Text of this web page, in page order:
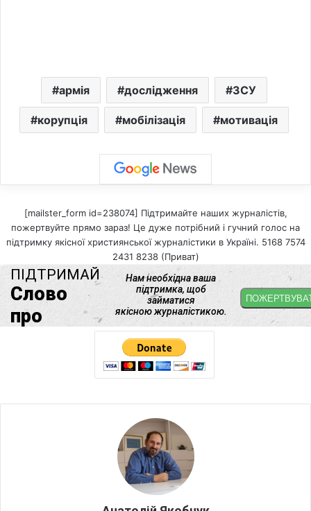
армія дослідження ЗСУ
корупція мобілізація мотивація
[mailster_form id=238074] Підтримайте наших журналістів,
пожертвуйте прямо зараз! Це дуже потрібний і гучний голос на
підтримку якісної християнської журналістики в Україні. 5168 7574
2431 8238 (Приват)